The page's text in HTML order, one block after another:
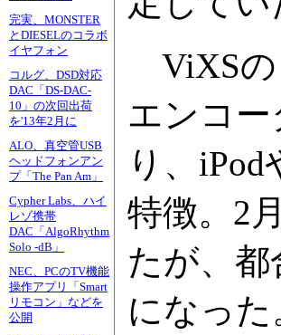
完実、MONSTER
とDIESELのコラボ
イヤフォン
コルグ、DSD対応
DAC「DS-DAC-
10」の次回出荷
を'13年2月に
ALO、真空管USB
ヘッドフォンアン
プ「The Pan Am」
Cypher Labs、ハイ
レゾ携帯
DAC「AlgoRhythm
Solo -dB」
NEC、PCのTV機能
操作アプリ「Smart
リモコン」などを
公開
ViXSの
エンコ
り、
特徴。2
たが、
になっ